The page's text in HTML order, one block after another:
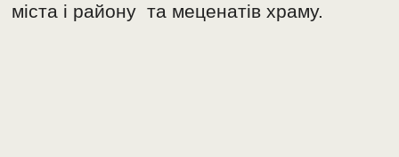
міста і району та меценатів храму.